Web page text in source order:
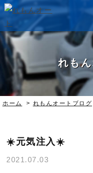
れも
ホーム > れもんオートブログ
☀️元気注入☀️
2021.07.03